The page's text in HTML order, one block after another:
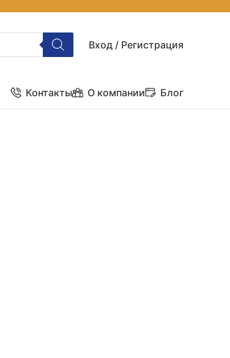
Вход / Регистрация
Контакты О компании Блог